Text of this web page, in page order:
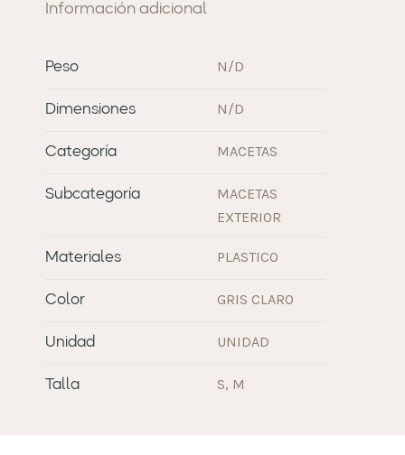
Información adicional
Peso N/D
Dimensiones N/D
Categoría MACETAS
Subcategoría
MACETAS
EXTERIOR
Materiales PLASTICO
Color GRIS CLARO
Unidad UNIDAD
Talla S, M